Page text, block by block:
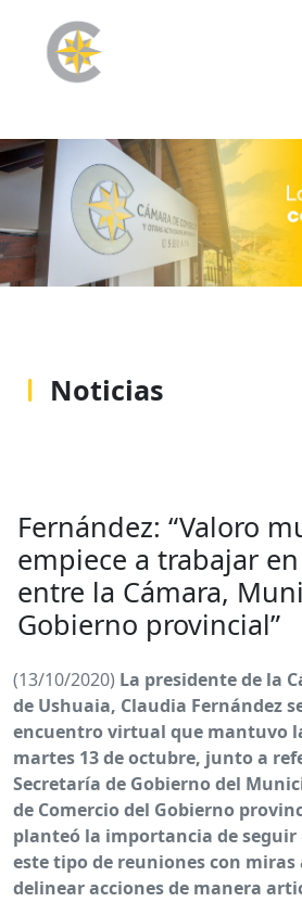
Noticias
Fernández: “Valoro
empiece a trabajar
entre la Cámara,
Gobierno provincial”
(13/10/2020) La presidente de la
de Ushuaia, Claudia Fernández
encuentro virtual que mantuvo
martes 13 de octubre, junto a
Secretaría de Gobierno del
de Comercio del Gobierno
planteó la importancia de seguir
este tipo de reuniones con
delinear acciones de manera